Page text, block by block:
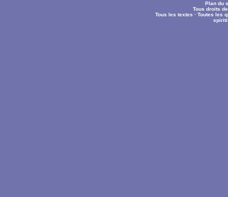
Plan du
Tous droits
Tous les textes ·Toutes les